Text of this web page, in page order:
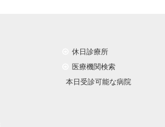
休日診療所
医療機関検索
本日受診可能な病院